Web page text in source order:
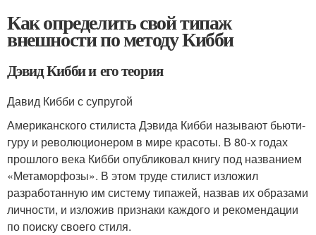
Как определить свой типаж
внешности по методу Кибби
Дэвид Кибби и его теория
Давид Кибби с супругой
Американского стилиста Дэвида Кибби называют бьюти-
гуру и революционером в мире красоты. В 80-х годах
прошлого века Кибби опубликовал книгу под названием
«Метаморфозы». В этом труде стилист изложил
разработанную им систему типажей, назвав их образами
личности, и изложив признаки каждого и рекомендации
по поиску своего стиля.